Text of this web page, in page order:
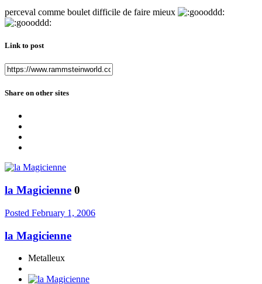
perceval comme boulet difficile de faire mieux
Link to post
Share on other sites
la Magicienne 0
Posted February 1, 2006
la Magicienne
Metalleux